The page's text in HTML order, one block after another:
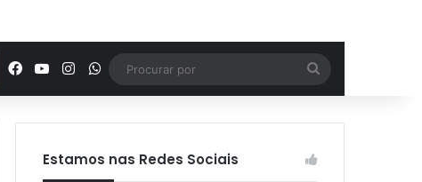
Facebook
YouTubeInstagramWhatsApp
por
Estamos nas Redes Sociais